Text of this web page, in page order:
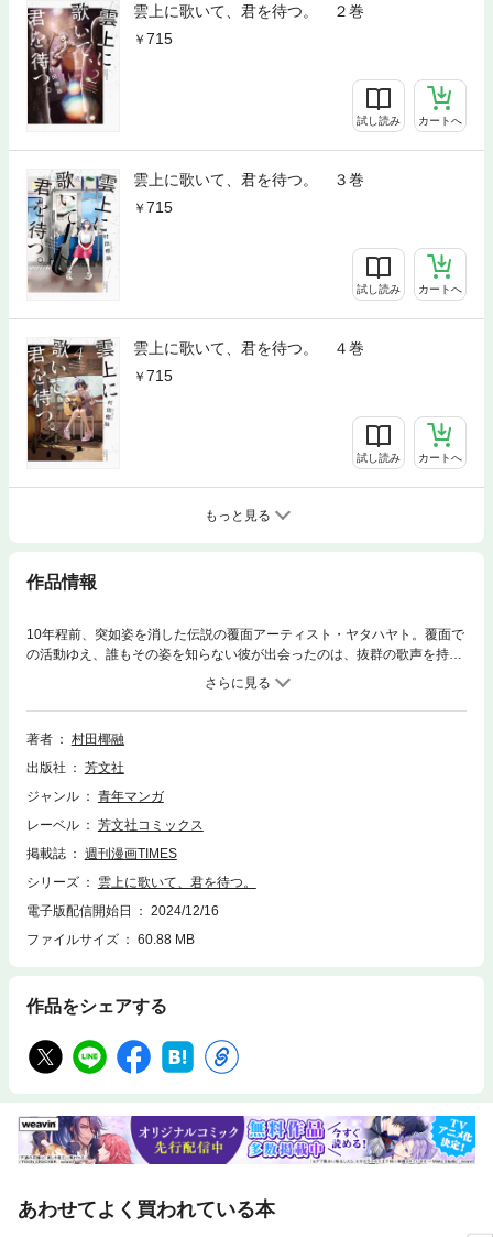
雲上に歌いて、君を待つ。 ２巻
715
試し読み カートへ
雲上に歌いて、君を待つ。 ３巻
715
試し読み カートへ
雲上に歌いて、君を待つ。 ４巻
715
試し読み カートへ
もっと見る
作品情報
10年程前、突如姿を消した伝説の覆面アーティスト・ヤタハヤト。覆面で
の活動ゆえ、誰もその姿を知らない彼が出会ったのは、抜群の歌声を持つ
女子高生。彼女をプロデュースして一攫千金を狙うヤタハヤトだったが、
彼女はヤタハヤトの信者的ファンだった。ヤタハヤトを神と崇める半面、
才能を持ちながら消えたことに、会えたら刺すかもと言う彼女。かくし
て、身バレせずにプロデュースする難計画が始まった！
著者
村田椰融
出版社
芳文社
ジャンル
青年マンガ
レーベル
芳文社コミックス
掲載誌
週刊漫画TIMES
シリーズ
雲上に歌いて、君を待つ。
電子版配信開始日
2024/12/16
ファイルサイズ
60.88 MB
作品をシェアする
あわせてよく買われている本